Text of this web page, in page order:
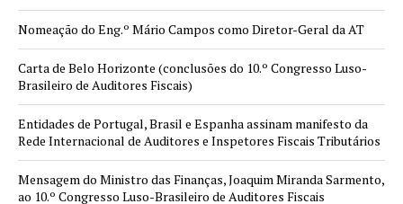
Nomeação do Eng.º Mário Campos como Diretor-Geral da AT
Carta de Belo Horizonte (conclusões do 10.º Congresso Luso-
Brasileiro de Auditores Fiscais)
Entidades de Portugal, Brasil e Espanha assinam manifesto da
Rede Internacional de Auditores e Inspetores Fiscais Tributários
Mensagem do Ministro das Finanças, Joaquim Miranda Sarmento,
ao 10.º Congresso Luso-Brasileiro de Auditores Fiscais